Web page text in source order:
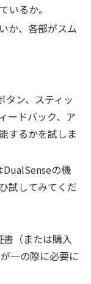
いるか。
か、各部がスム
タン、スティッ
ードバック、ア
するかを試しま
DualSenseの機
試してみてくだ
（または購入
一の際に必要に